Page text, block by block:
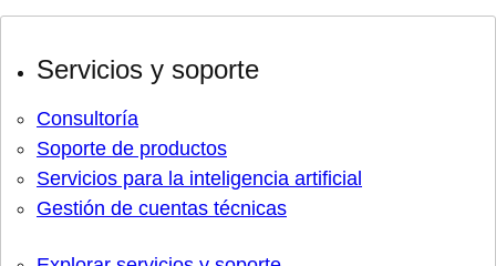
Servicios y soporte
Consultoría
Soporte de productos
Servicios para la inteligencia artificial
Gestión de cuentas técnicas